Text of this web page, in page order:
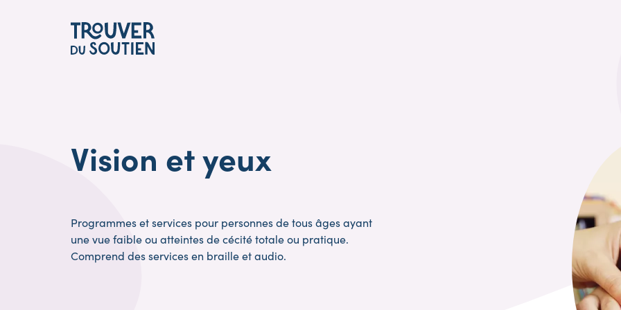
main
content
Vision et yeux
Programmes et services pour personnes de tous âges ayant
une vue faible ou atteintes de cécité totale ou pratique.
Comprend des services en braille et audio.